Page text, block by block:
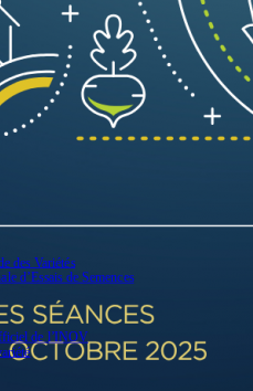
des Variétés
d’Essais de Semences
de l’INOV